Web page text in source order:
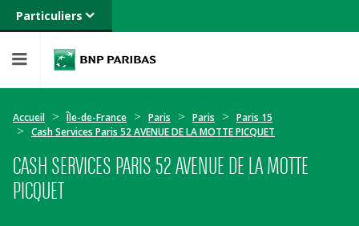
Particuliers
Banque privée
Entreprises
Accueil Île-de-France Paris Paris
Paris 15
Cash Services Paris 52 AVENUE DE LA MOTTE PICQUET
CASH SERVICES PARIS 52 AVENUE DE LA MOTTE
PICQUET